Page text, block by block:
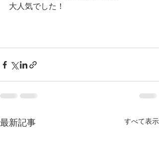
大人気でした！
最新記事 すべて表示